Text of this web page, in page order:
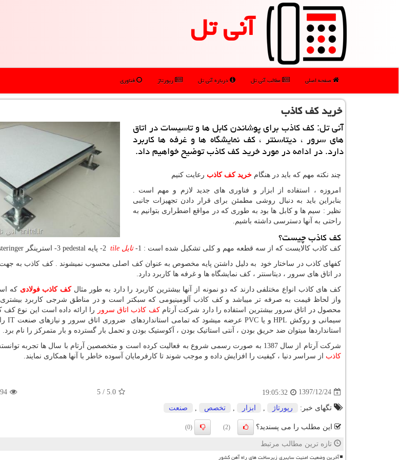
آنی تل
صفحه اصلی مطالب آنی تل درباره آنی تل رپورتاژ فناوری
خرید كف كاذب
آنی تل: كف كاذب برای پوشاندن كابل ها و تاسیسات در اتاق
های سرور ، دیتاسنتر ، كف نمایشگاه ها و غرفه ها كاربرد
دارد. در ادامه در مورد خرید كف كاذب توضیح خواهیم داد.
چند نكته مهم كه باید در هنگام خرید کف کاذب رعایت کنیم
امروزه ، استفاده از ابزار و فناوری های جدید لازم و مهم است .
بنابراین باید به دنبال روشی مطمئن برای قرار دادن تجهیزات جانبی
نظیر : سیم ها و کابل ها بود به طوری که در مواقع اضطراری بتوانیم به
راحتی به آنها دسترسی داشته باشیم.
کف کاذب چیست؟
کف کاذب کالایست که از سه قطعه مهم و کلی تشکیل شده است : 1- تایل tile
pedestal
کفهای کاذب در ساختار خود به دلیل داشتن پایه مخصوص به عنوان کف اصلی محسوب نمیشوند . کف کاذب به جهت
در اتاق های سرور ، دیتاسنتر ، کف نمایشگاه ها و غرفه ها کاربرد دارد.
کف های کاذب انواع مختلفی دارند که دو نمونه از آنها بیشترین کاربرد را دارد به طور مثالکف کاذب فولادی که
واز لحاظ قیمت به صرفه تر میباشد و کف کاذب آلومینیومی که سبکتر است و در مناطق شرجی کاربرد بیشتری
محصول در اتاق سرور بیشترین استفاده را دارد شرکت آرتامکف کاذب اتاق سرور
را ارائه داده است این نوع کف
سیمانی و روکش HPLو یاPVC عرضه میشود که تمامی استانداردهای ضروری اتاق سرور و نیازهای صنعتIT
استانداردها میتوان ضد حریق بودن ، آنتی استاتیک بودن ، آکوستیک بودن و تحمل بار گسترده و بار متمرکز را نام برد.
شرکت آرتام از سال 1387 به صورت رسمی شروع به فعالیت کرده است و متخصصین آرتام با سال ها تجربه توانسته اند با واردات این نوع
کاذب از سراسر دنیا ، کیفیت را افزایش داده و موجب شوند تا کارفرمایان آسوده خاطر با آنها همکاری نمایند.
1397/12/24
19:05:32
5.0
/
5
تگهای خبر: رپورتاژ ابزار تخصص صنعت
این مطلب را می پسندید؟ (2)
(0)
تازه ترین مطالب مرتبط
آخرین وضعیت امنیت سایبری زیرساخت های راه آهن کشور